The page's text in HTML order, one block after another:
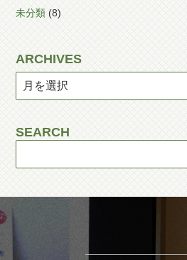
未分類 (8)
ARCHIVES
SEARCH